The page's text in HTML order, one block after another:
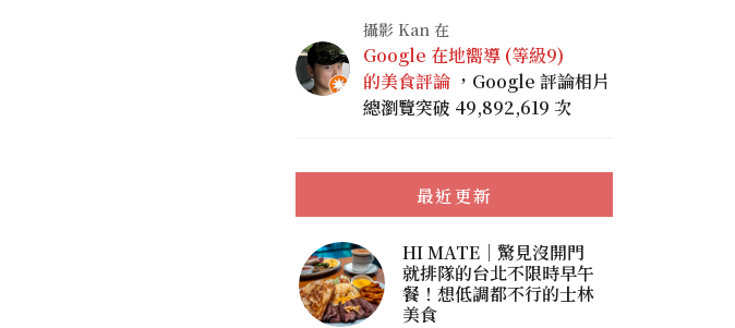
攝影 Kan 在
Google 在地嚮導 (等級9)
的美食評論 ，Google 評論相片
總瀏覽突破 49,892,619 次
最近更新
HI MATE｜驚見沒開門
就排隊的台北不限時早午
餐！想低調都不行的士林
美食